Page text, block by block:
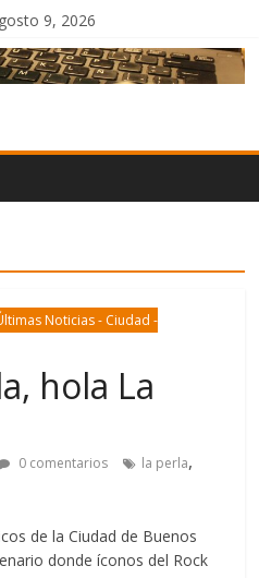
9, 2026
Noticias - Ciudad -
hola La
0 comentarios la perla,
de la Ciudad de Buenos
donde íconos del Rock